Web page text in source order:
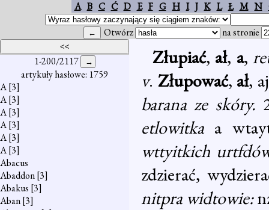
A B C Ć D E F G H I J K L Ł M N
Otwórz na stronie
1-200/2117
artykuły hasłowe: 1759
A[3]
A[3]
A[3]
A[3]
A[3]
A[3]
Abacus
Abaddon[3]
Abakus [3]
Aban[3]
Złupiać, ał, a,
v. Złupować, ał,
barana ze skóry.
etlowitka a
wttyitkich
zdzierać,
nitpra widtowie: